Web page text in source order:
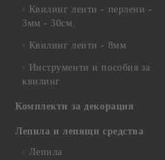
Квилинг ленти - перлени -
3мм - 30см.
Квилинг ленти - 8мм
Инструменти и пособия за
квилинг
Комплекти за декорация
Лепила и лепящи средства
Лепила